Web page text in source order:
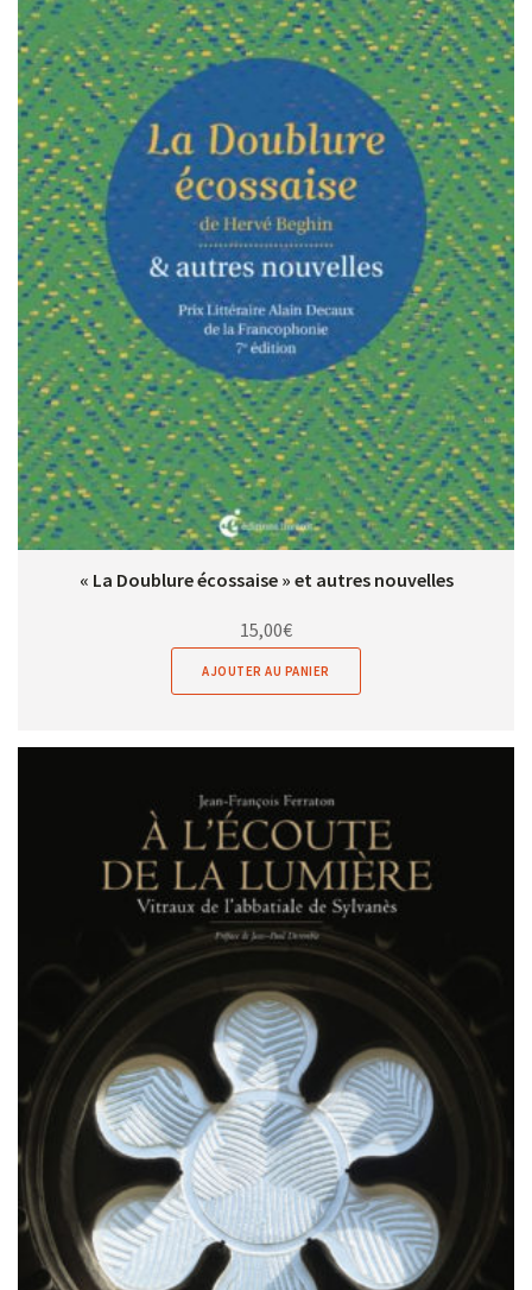
« La Doublure écossaise » et autres nouvelles
15,00€
AJOUTER AU PANIER